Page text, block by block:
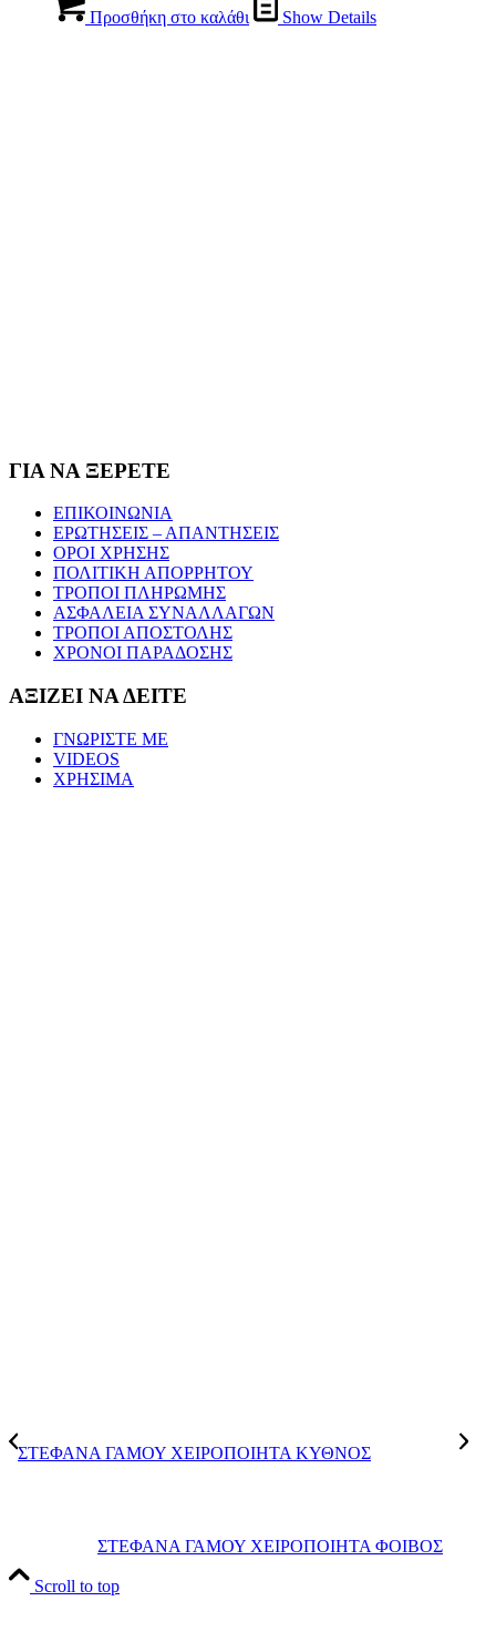
Προσθήκη στο καλάθι Show Details
ΓΙΑ ΝΑ ΞΕΡΕΤΕ
ΕΠΙΚΟΙΝΩΝΙΑ
ΕΡΩΤΗΣΕΙΣ – ΑΠΑΝΤΗΣΕΙΣ
ΟΡΟΙ ΧΡΗΣΗΣ
ΠΟΛΙΤΙΚΗ ΑΠΟΡΡΗΤΟΥ
ΤΡΟΠΟΙ ΠΛΗΡΩΜΗΣ
ΑΣΦΑΛΕΙΑ ΣΥΝΑΛΛΑΓΩΝ
ΤΡΟΠΟΙ ΑΠΟΣΤΟΛΗΣ
ΧΡΟΝΟΙ ΠΑΡΑΔΟΣΗΣ
ΑΞΙΖΕΙ ΝΑ ΔΕΙΤΕ
ΓΝΩΡΙΣΤΕ ΜΕ
VIDEOS
ΧΡΗΣΙΜΑ
ΣΤΕΦΑΝΑ ΓΑΜΟΥ ΧΕΙΡΟΠΟΙΗΤΑ ΚΥΘΝΟΣ
ΣΤΕΦΑΝΑ ΓΑΜΟΥ ΧΕΙΡΟΠΟΙΗΤΑ ΦΟΙΒΟΣ
Scroll to top